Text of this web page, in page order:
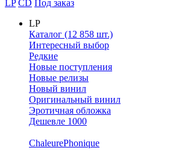
LP CD Под заказ
LP
Каталог (12 858 шт.)
Интересный выбор
Редкие
Новые поступления
Новые релизы
Новый винил
Оригинальный винил
Эротичная обложка
Дешевле 1000
ChaleurePhonique